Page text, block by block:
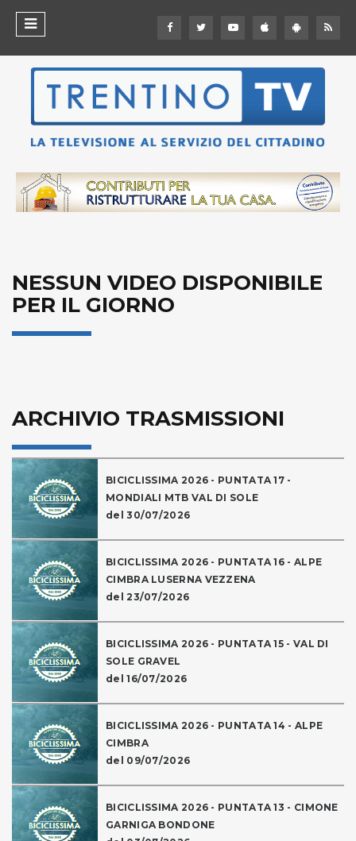
NESSUN VIDEO DISPONIBILE
PER IL GIORNO
ARCHIVIO TRASMISSIONI
BICICLISSIMA 2026 - PUNTATA 17 -
MONDIALI MTB VAL DI SOLE
del 30/07/2026
BICICLISSIMA 2026 - PUNTATA 16 - ALPE
CIMBRA LUSERNA VEZZENA
del 23/07/2026
BICICLISSIMA 2026 - PUNTATA 15 - VAL DI
SOLE GRAVEL
del 16/07/2026
BICICLISSIMA 2026 - PUNTATA 14 - ALPE
CIMBRA
del 09/07/2026
BICICLISSIMA 2026 - PUNTATA 13 - CIMONE
GARNIGA BONDONE